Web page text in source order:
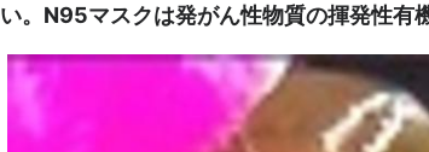
い。N95マスクは発がん性物質の揮発性有
TVOC。